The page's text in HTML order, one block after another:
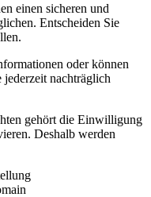
einen sicheren und
Entscheiden Sie
oder können
jederzeit nachträglich
gehört die Einwilligung
Deshalb werden